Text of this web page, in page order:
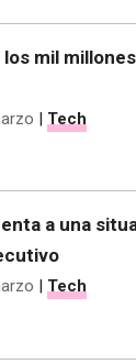
mil
| Tech
a una
| Tech